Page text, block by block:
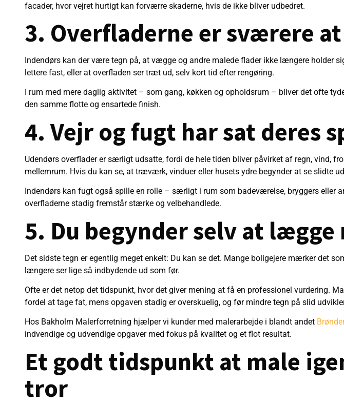
facader, hvor vejret hurtigt kan forværre skaderne, hvis de ikke bliver udbedret.
3. Overfladerne er sværere
Indendørs kan der være tegn på, at vægge og andre malede flader ikke længere
lettere fast, eller at overfladen ser træt ud, selv kort tid efter rengøring.
I rum med mere daglig aktivitet – som gang, køkken og opholdsrum – bliver det ofte
den samme flotte og ensartede finish.
4. Vejr og fugt har sat deres
Udendørs overflader er særligt udsatte, fordi de hele tiden bliver påvirket af regn, vind,
mellemrum. Hvis du kan se, at træværk, vinduer eller husets ydre begynder at se slidte
Indendørs kan fugt også spille en rolle – særligt i rum som badeværelse, bryggers
overfladerne stadig fremstår stærke og velbehandlede.
5. Du begynder selv at
Det sidste tegn er egentlig meget enkelt: Du kan se det. Mange boligejere mærker det
længere ser lige så indbydende ud som før.
Ofte er det netop det tidspunkt, hvor det giver mening at få en professionel vurdering.
fordel at tage fat, mens opgaven stadig er overskuelig, og før mindre tegn på slid
Hos Bakholm Malerforretning hjælper vi kunder med malerarbejde i blandt andet
indvendige og udvendige opgaver med fokus på kvalitet og et flot resultat.
Et godt tidspunkt at male
tror